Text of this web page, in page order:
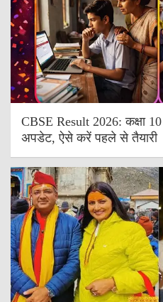
CBSE Result 2026: कक्षा
अपडेट, ऐसे करें पहले से तैयारी